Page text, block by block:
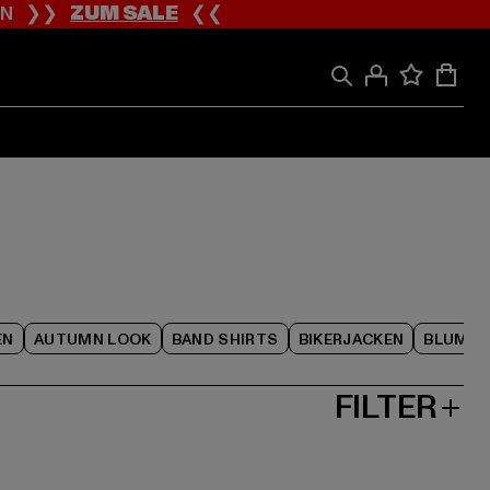
❯❯ZUM SALE❮❮
AUTUMN LOOK BAND SHIRTS BIKERJACKEN
FILTER